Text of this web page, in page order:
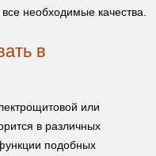
необходимые качества.
в
или
в различных
подобных